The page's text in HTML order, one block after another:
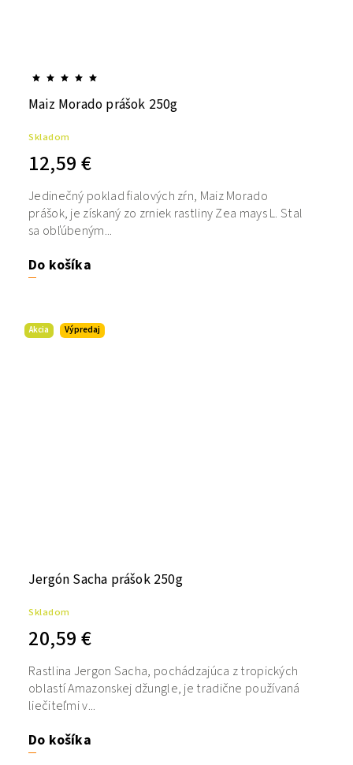
Maiz Morado prášok 250g
Skladom
12,59 €
Do košíka
Jedinečný poklad fialových zŕn, Maiz Morado
prášok, je získaný zo zrniek rastliny Zea mays L. Stal
sa obľúbeným...
Akcia Výpredaj
Jergón Sacha prášok 250g
Skladom
20,59 €
Do košíka
Rastlina Jergon Sacha, pochádzajúca z tropických
oblastí Amazonskej džungle, je tradične používaná
liečiteľmi v...